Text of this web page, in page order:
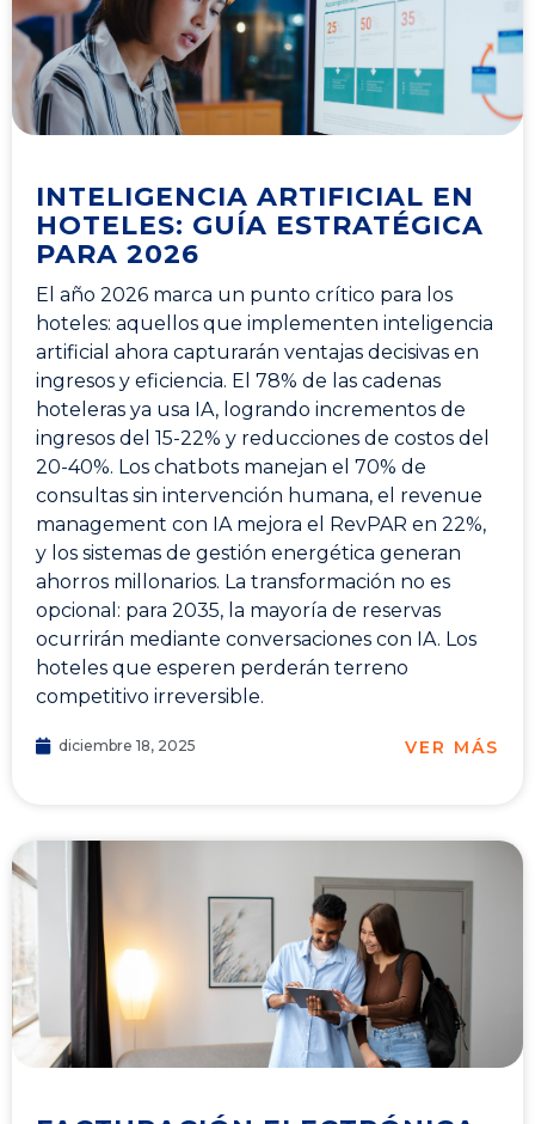
INTELIGENCIA ARTIFICIAL EN
HOTELES: GUÍA ESTRATÉGICA
PARA 2026
El año 2026 marca un punto crítico para los
hoteles: aquellos que implementen inteligencia
artificial ahora capturarán ventajas decisivas en
ingresos y eficiencia. El 78% de las cadenas
hoteleras ya usa IA, logrando incrementos de
ingresos del 15-22% y reducciones de costos del
20-40%. Los chatbots manejan el 70% de
consultas sin intervención humana, el revenue
management con IA mejora el RevPAR en 22%,
y los sistemas de gestión energética generan
ahorros millonarios. La transformación no es
opcional: para 2035, la mayoría de reservas
ocurrirán mediante conversaciones con IA. Los
hoteles que esperen perderán terreno
competitivo irreversible.
diciembre 18, 2025 VER MÁS